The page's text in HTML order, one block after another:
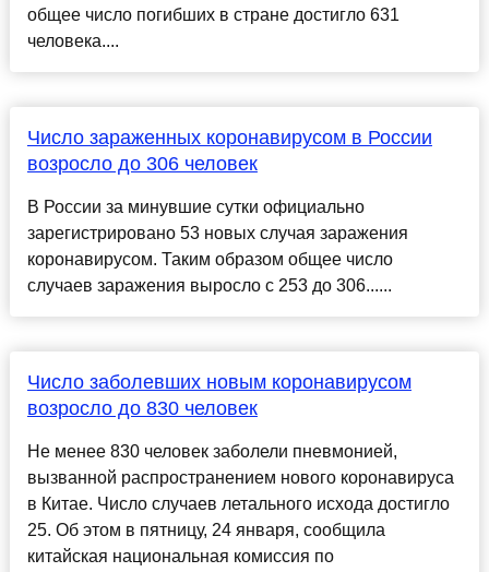
общее число погибших в стране достигло 631
человека....
Число зараженных коронавирусом в России
возросло до 306 человек
В России за минувшие сутки официально
зарегистрировано 53 новых случая заражения
коронавирусом. Таким образом общее число
случаев заражения выросло с 253 до 306......
Число заболевших новым коронавирусом
возросло до 830 человек
Не менее 830 человек заболели пневмонией,
вызванной распространением нового коронавируса
в Китае. Число случаев летального исхода достигло
25. Об этом в пятницу, 24 января, сообщила
китайская национальная комиссия по